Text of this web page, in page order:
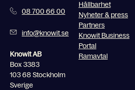
08 700 66 00
info@knowit.se
Knowit AB
Box 3383
103 68 Stockholm
Sverige
Hållbarhet
Nyheter & press
Partners
Knowit Business
Portal
Ramavtal